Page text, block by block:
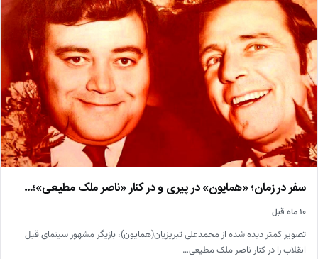
سفر در زمان؛ «همایون» در پیری و در کنار «ناصر ملک مطیعی»؛…
۱۰ ماه قبل
تصویر کمتر دیده شده از محمدعلی تبریزیان(همایون)، بازیگر مشهور سینمای قبل
انقلاب را در کنار ناصر ملک مطیعی…